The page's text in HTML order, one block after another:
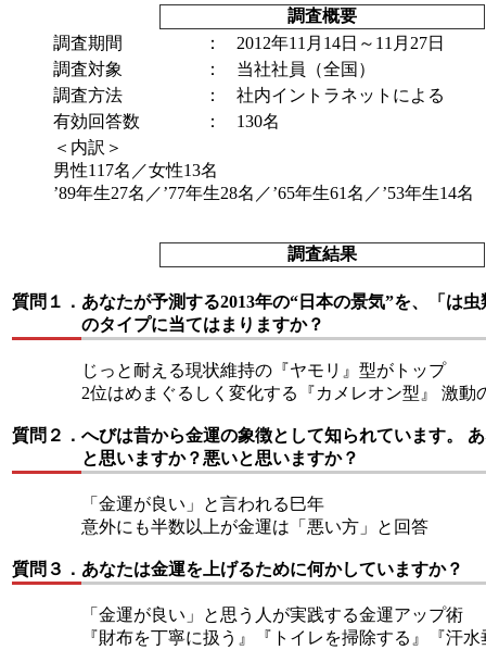
調査概要
調査期間
：
2012年11月14日～11月27日
調査対象
：
当社社員（全国）
調査方法
：
社内イントラネットによる
有効回答数
：
130名
＜内訳＞
男性117名／女性13名
’89年生27名／’77年生28名／’65年生61名／’53年生14名
調査結果
質問１． あなたが予測する2013年の“日本の景気”を、「は
のタイプに当てはまりますか？
じっと耐える現状維持の『ヤモリ』型がトップ
2位はめまぐるしく変化する『カメレオン型』 激動
質問２． へびは昔から金運の象徴として知られています。
と思いますか？悪いと思いますか？
「金運が良い」と言われる巳年
意外にも半数以上が金運は「悪い方」と回答
質問３． あなたは金運を上げるために何かしていますか？
「金運が良い」と思う人が実践する金運アップ術
『財布を丁寧に扱う』『トイレを掃除する』『汗